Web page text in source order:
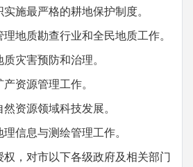
最严格的耕地保护制度。
质勘查行业和全民地质工作。
害预防和治理。
资源管理工作。
源领域科技发展。
息与测绘管理工作。
，对市以下各级政府及相关部门